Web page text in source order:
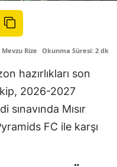
Mevzu Rize Okunma Süresi: 2 dk
hazırlıkları son
2026-2027
Mısır
FC ile karşı